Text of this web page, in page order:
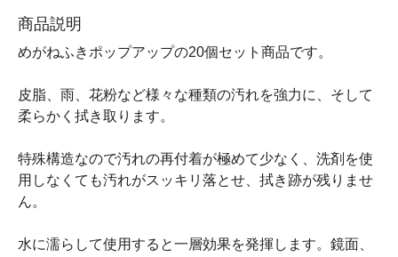
商品説明
めがねふきポップアップの20個セット商品です。
皮脂、雨、花粉など様々な種類の汚れを強力に、そして
柔らかく拭き取ります。
特殊構造なので汚れの再付着が極めて少なく、洗剤を使
用しなくても汚れがスッキリ落とせ、拭き跡が残りませ
ん。
水に濡らして使用すると一層効果を発揮します。鏡面、